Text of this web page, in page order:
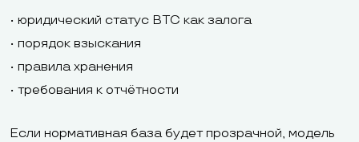
• юридический статус BTC как залога
• порядок взыскания
• правила хранения
• требования к отчётности
Если нормативная база будет прозрачной, модель